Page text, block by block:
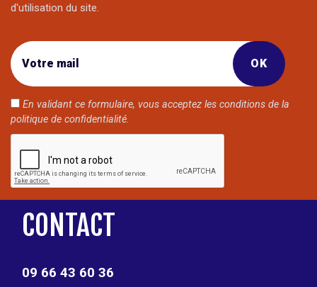
d'utilisation du site.
En validant ce formulaire, vous acceptez les conditions de la
politique de confidentialité.
CONTACT
09 66 43 60 36